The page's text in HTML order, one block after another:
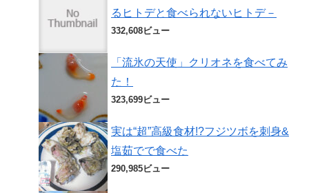
るヒトデと食べられないヒトデ－
332,608ビュー
「流氷の天使」クリオネを食べてみ
た！
323,699ビュー
実は“超”高級食材!?フジツボを刺身&
塩茹でで食べた
290,985ビュー